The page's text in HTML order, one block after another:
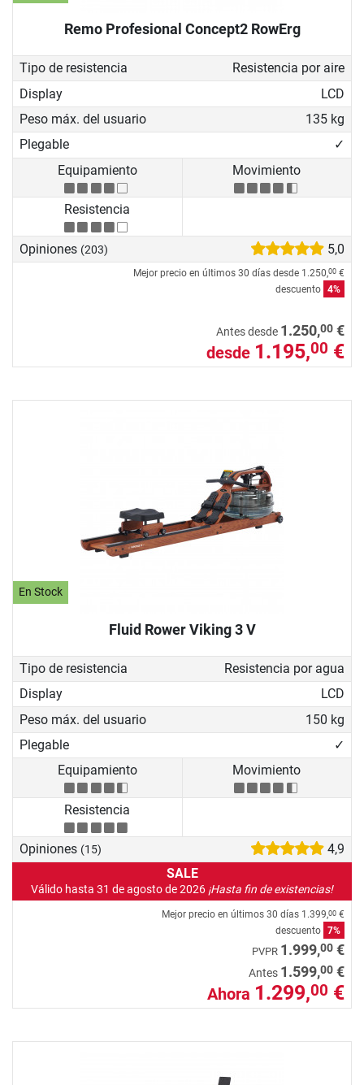
Remo Profesional Concept2 RowErg
Tipo de resistencia
Resistencia por aire
Display
LCD
Peso máx. del usuario
135 kg
Plegable
✓
Equipamiento
Movimiento
Resistencia
Opiniones (203) 5,0
Mejor precio en últimos 30 días desde 1.250,00 €
descuento 4%
Antes desde 1.250,00 €
desde 1.195,00 €
En Stock
Fluid Rower Viking 3 V
Tipo de resistencia
Resistencia por agua
Display
LCD
Peso máx. del usuario
150 kg
Plegable
✓
Equipamiento
Movimiento
Resistencia
Opiniones (15)
4,9
SALE
Válido hasta 31 de agosto de 2026 ¡Hasta fin de existencias!
Mejor precio en últimos 30 días 1.399,00 €
descuento 7%
PVPR 1.999,00 €
Antes 1.599,00 €
Ahora 1.299,00 €